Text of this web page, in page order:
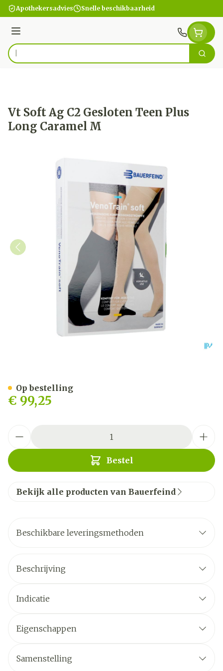
Ga naar de inhoud
Apothekersadvies Snelle beschikbaarheid
Menu
Product, merk, categorie... Zoek
Vt Soft Ag C2 Gesloten Teen Plus
Long Caramel M
€ 99,25
Bestel
Op bestelling
Bekijk alle producten van Bauerfeind
Beschikbare leveringsmethoden
Beschrijving
Indicatie
Eigenschappen
Samenstelling